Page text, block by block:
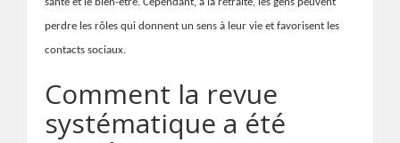
santé et le bien-être. Cependant, à la retraite, les gens peuvent
perdre les rôles qui donnent un sens à leur vie et favorisent les
contacts sociaux.
Comment la revue
systématique a été